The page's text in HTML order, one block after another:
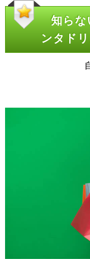
知らな
ンタド